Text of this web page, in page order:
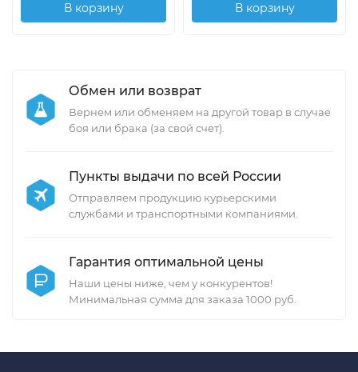
В корзину В корзину
Обмен или возврат
Вернем или обменяем на другой товар в случае
боя или брака (за свой счет).
Пункты выдачи по всей России
Отправляем продукцию курьерскими
службами и транспортными компаниями.
Гарантия оптимальной цены
Наши цены ниже, чем у конкурентов!
Минимальная сумма для заказа 1000 руб.